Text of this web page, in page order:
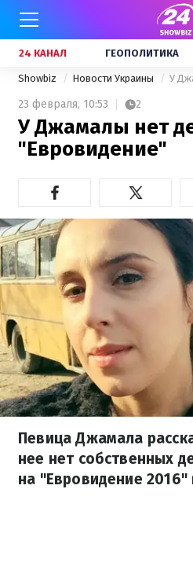
24 КАНАЛ ГЕОПОЛИТИКА
Showbiz Новости Украины
23 февраля, 10:53 2
У Джамалы нет
"Евровидение"
Певица Джамала
нее нет собственных
на "Евровидение 2016"